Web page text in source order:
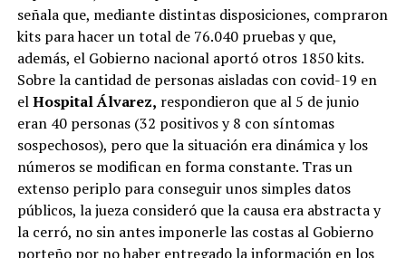
señala que, mediante distintas disposiciones, compraron
kits para hacer un total de 76.040 pruebas y que,
además, el Gobierno nacional aportó otros 1850 kits.
Sobre la cantidad de personas aisladas con covid-19 en
elHospital Álvarez, respondieron que al 5 de junio
eran 40 personas (32 positivos y 8 con síntomas
sospechosos), pero que la situación era dinámica y los
números se modifican en forma constante. Tras un
extenso periplo para conseguir unos simples datos
públicos, la jueza consideró que la causa era abstracta y
la cerró, no sin antes imponerle las costas al Gobierno
porteño por no haber entregado la información en los